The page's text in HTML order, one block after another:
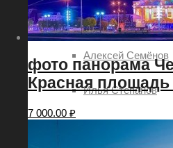
Анатолий
Алексей Семёнов
Илья Степанов
Павел Ртищев
фото панорама
Красная
7 000.00 ₽